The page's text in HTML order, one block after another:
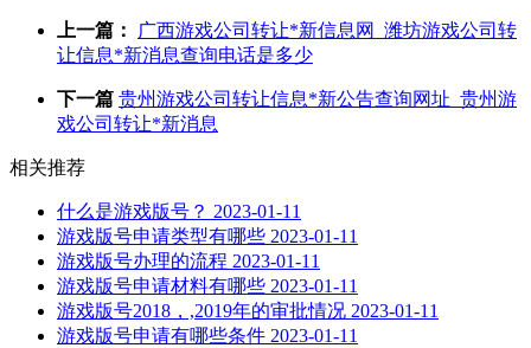
上一篇：
广西游戏公司转让*新信息网_潍坊游戏公司转
让信息*新消息查询电话是多少
下一篇 贵州游戏公司转让信息*新公告查询网址_贵州游
戏公司转让*新消息
相关推荐
什么是游戏版号？ 2023-01-11
游戏版号申请类型有哪些 2023-01-11
游戏版号办理的流程 2023-01-11
游戏版号申请材料有哪些 2023-01-11
游戏版号2018，,2019年的审批情况 2023-01-11
游戏版号申请有哪些条件 2023-01-11